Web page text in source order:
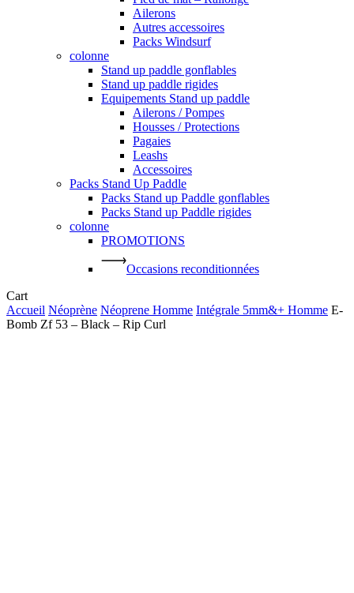
Ailerons
Autres accessoires
Packs Windsurf
colonne
Stand up paddle gonflables
Stand up paddle rigides
Equipements Stand up paddle
Ailerons / Pompes
Housses / Protections
Pagaies
Leashs
Accessoires
Packs Stand Up Paddle
Packs Stand up Paddle gonflables
Packs Stand up Paddle rigides
colonne
PROMOTIONS
Occasions reconditionnées
CartClose
Cart
Accueil Néoprène Néoprene Homme Intégrale 5mm&+ Homme E-
Bomb Zf 53 – Black – Rip Curl